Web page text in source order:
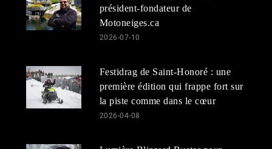
président-fondateur de
Motoneiges.ca
2026-07-10
Festidrag de Saint-Honoré : une
première édition qui frappe fort sur
la piste comme dans le cœur
2026-04-08